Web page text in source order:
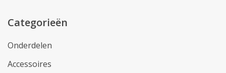
Categorieën
Onderdelen
Accessoires